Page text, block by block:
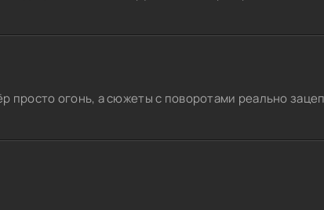
просто огонь, а сюжеты с поворотами реально